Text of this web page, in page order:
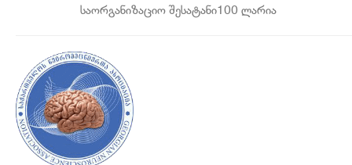
საორგანიზაციო შესატანი100 ლარია